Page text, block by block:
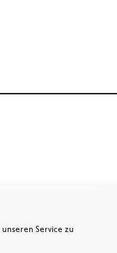
Service zu